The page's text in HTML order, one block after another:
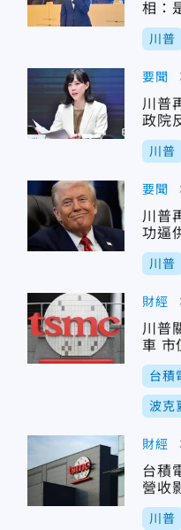
相：
川普
要聞
川普
政院
川普
要聞
川普
功逼
川普
財經
川普
車 市
台積
波克
財經
台積
營收
川普